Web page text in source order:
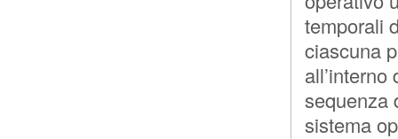
temporali
ciascuna
sequenza
sistema